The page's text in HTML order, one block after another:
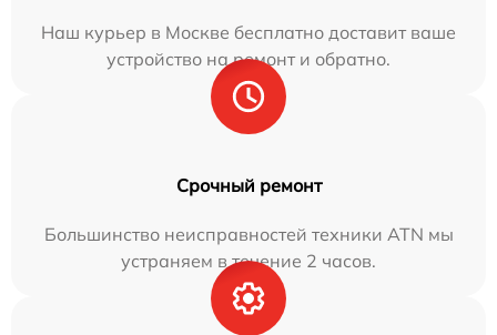
Наш курьер в Москве бесплатно доставит ваше
устройство на ремонт и обратно.
Срочный ремонт
Большинство неисправностей техники ATN мы
устраняем в течение 2 часов.